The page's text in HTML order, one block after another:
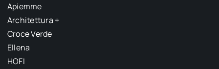
Apiemme
Architettura +
Croce Verde
Ellena
HOFI